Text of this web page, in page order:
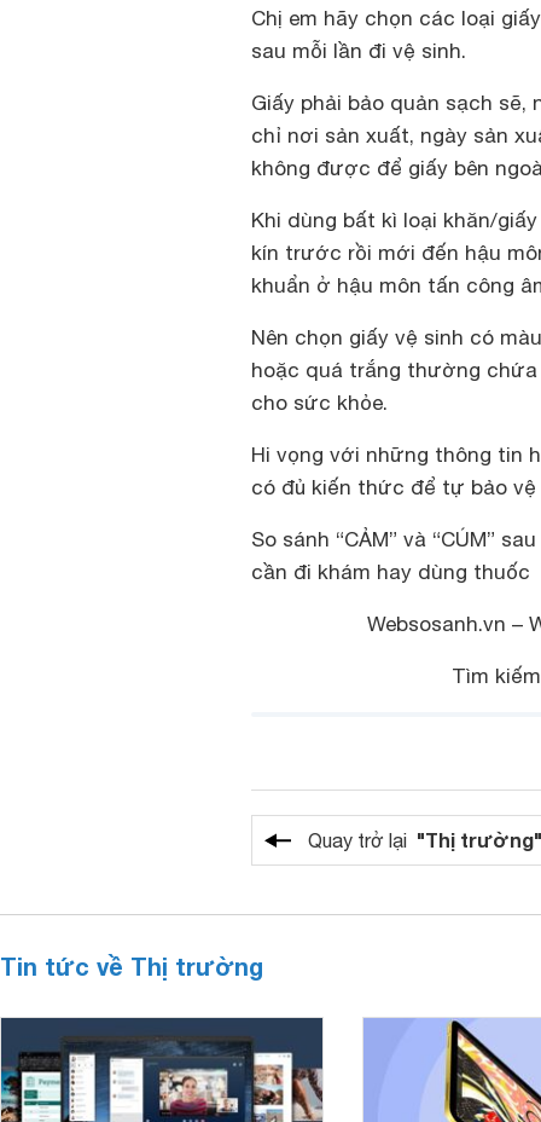
Chị em hãy chọn các loại
sau mỗi lần đi vệ sinh.
Giấy phải bảo quản sạch sẽ,
chỉ nơi sản xuất, ngày sản
không được để giấy bên
Khi dùng bất kì loại khăn/
kín trước rồi mới đến hậu
khuẩn ở hậu môn tấn công
Nên chọn giấy vệ sinh có
hoặc quá trắng thường chứa
cho sức khỏe.
Hi vọng với những thông tin
có đủ kiến thức để tự bảo
So sánh “CẢM” và “CÚM”
cần đi khám hay dùng thuốc
Websosanh.vn –
Tìm
Quay trở lại "Thị trường"
Tin tức về Thị trường